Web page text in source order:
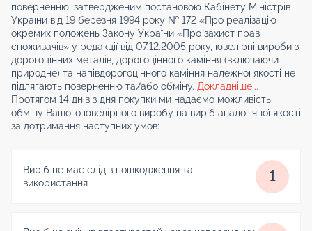
поверненню, затвердженим постановою Кабінету Міністрів
України від 19 березня 1994 року № 172 «Про реалізацію
окремих положень Закону України «Про захист прав
споживачів» у редакції від 07.12.2005 року, ювелірні вироби з
дорогоцінних металів, дорогоцінного каміння (включаючи
природне) та напівдорогоцінного каміння належної якості не
підлягають поверненню та/або обміну. Докладніше...
Протягом 14 днів з дня покупки ми надаємо можливість
обміну Вашого ювелірного виробу на виріб аналогічної якості
за дотримання наступних умов:
Виріб не має слідів пошкодження та
використання
1